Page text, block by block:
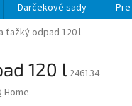
Darčekové sady
ťažký odpad 120 l
120 l 246134
Home